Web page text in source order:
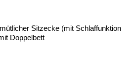
Sitzecke (mit Schlaffunktion
Doppelbett